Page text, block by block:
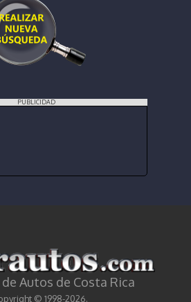
PUBLICIDAD
de Autos de Costa Rica
© 1998-2026.